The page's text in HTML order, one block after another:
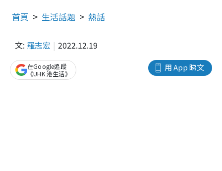
首頁 生活話題 熱話
文: 羅志宏 2022.12.19
用 App 睇文
在Google追蹤
《UHK 港生活》